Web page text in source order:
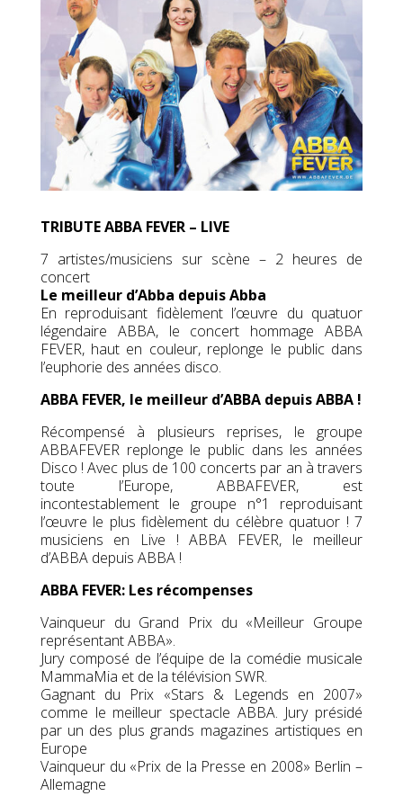
TRIBUTE ABBA FEVER – LIVE
7 artistes/musiciens sur scène – 2 heures de
concert
Le meilleur d’Abba depuis Abba
En reproduisant fidèlement l’œuvre du quatuor
légendaire ABBA, le concert hommage ABBA
FEVER, haut en couleur, replonge le public dans
l’euphorie des années disco.
ABBA FEVER, le meilleur d’ABBA depuis ABBA !
Récompensé à plusieurs reprises, le groupe
ABBAFEVER replonge le public dans les années
Disco ! Avec plus de 100 concerts par an à travers
toute l’Europe, ABBAFEVER, est
incontestablement le groupe n°1 reproduisant
l’œuvre le plus fidèlement du célèbre quatuor ! 7
musiciens en Live ! ABBA FEVER, le meilleur
d’ABBA depuis ABBA !
ABBA FEVER: Les récompenses
Vainqueur du Grand Prix du «Meilleur Groupe
représentant ABBA».
Jury composé de l’équipe de la comédie musicale
MammaMia et de la télévision SWR.
Gagnant du Prix «Stars & Legends en 2007»
comme le meilleur spectacle ABBA. Jury présidé
par un des plus grands magazines artistiques en
Europe
Vainqueur du «Prix de la Presse en 2008» Berlin –
Allemagne